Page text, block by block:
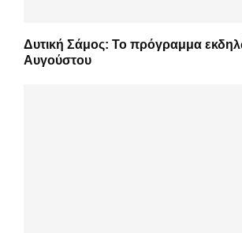
Δυτική Σάμος: Το πρόγραμμα
Αυγούστου